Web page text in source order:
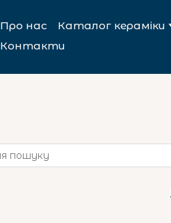
Про нас Каталог кераміки
Контакти